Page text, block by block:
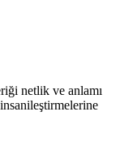
netlik ve anlamı